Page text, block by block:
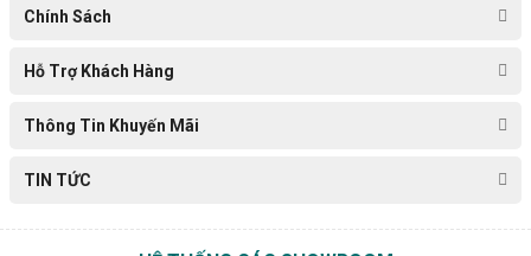
Chính Sách
Hỗ Trợ Khách Hàng
Thông Tin Khuyến Mãi
TIN TỨC